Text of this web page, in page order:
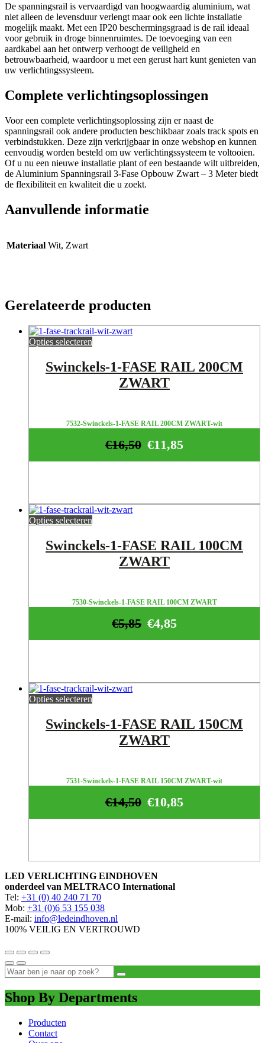
De spanningsrail is vervaardigd van hoogwaardig aluminium, wat
niet alleen de levensduur verlengt maar ook een lichte installatie
mogelijk maakt. Met een IP20 beschermingsgraad is de rail ideaal
voor gebruik in droge binnenruimtes. De toevoeging van een
aardkabel aan het ontwerp verhoogt de veiligheid en
betrouwbaarheid, waardoor u met een gerust hart kunt genieten van
uw verlichtingssysteem.
Complete verlichtingsoplossingen
Voor een complete verlichtingsoplossing zijn er naast de
spanningsrail ook andere producten beschikbaar zoals track spots en
verbindstukken. Deze zijn verkrijgbaar in onze webshop en kunnen
eenvoudig worden besteld om uw verlichtingssysteem te voltooien.
Of u nu een nieuwe installatie plant of een bestaande wilt uitbreiden,
de Aluminium Spanningsrail 3-Fase Opbouw Zwart – 3 Meter biedt
de flexibiliteit en kwaliteit die u zoekt.
Aanvullende informatie
Materiaal Wit, Zwart
Gerelateerde producten
Opties selecteren
Swinckels-1-FASE RAIL 200CM
ZWART
7532-Swinckels-1-FASE RAIL 200CM ZWART-wit
€11,85
€16,50
Opties selecteren
Swinckels-1-FASE RAIL 100CM
ZWART
7530-Swinckels-1-FASE RAIL 100CM ZWART
€4,85
€5,85
Opties selecteren
Swinckels-1-FASE RAIL 150CM
ZWART
7531-Swinckels-1-FASE RAIL 150CM ZWART-wit
€10,85
€14,50
LED VERLICHTING EINDHOVEN
onderdeel van MELTRACO International
Tel: +31 (0) 40 240 71 70
Mob: +31 (0)6 53 155 038
E-mail: info@ledeindhoven.nl
100% VEILIG EN VERTROUWD
Shop By Departments
Producten
Contact